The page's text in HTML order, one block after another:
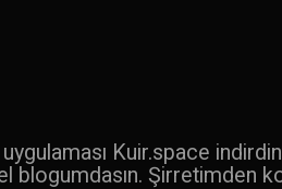
Kuir.space
blogumdasın. Şirretimden